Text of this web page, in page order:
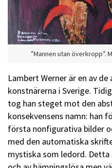
”Mannen utan överkropp”.
Lambert Werner är en av
konstnärerna i Sverige.
tog han steget mot den
konsekvensens namn: han
första nonfigurativa bilder
med den automatiska
mystiska som ledord.